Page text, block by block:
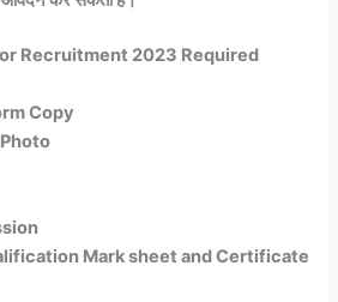
Recruitment 2023 Required
Copy
Mark sheet and Certificate